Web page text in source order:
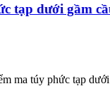
tạp dưới gầm
ma túy phức tạp